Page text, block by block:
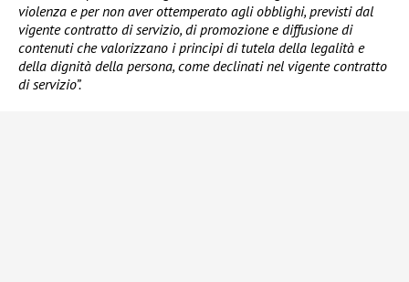
violenza e per non aver ottemperato agli obblighi, previsti dal
vigente contratto di servizio, di promozione e diffusione di
contenuti che valorizzano i principi di tutela della legalità e
della dignità della persona, come declinati nel vigente contratto
di servizio”.